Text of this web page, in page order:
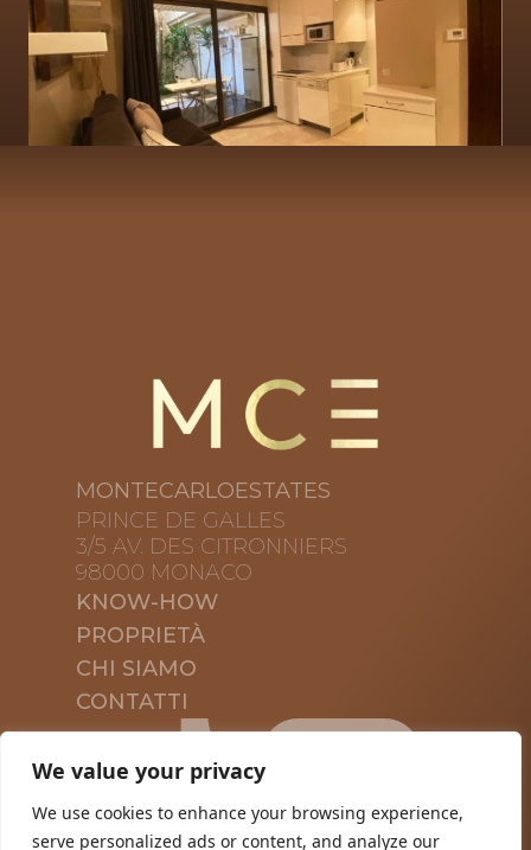
We value your privacy
We use cookies to enhance your browsing experience,
serve personalized ads or content, and analyze our
MONTECARLOESTATES
PRINCE DE GALLES
3/5 AV. DES CITRONNIERS
98000 MONACO
KNOW-HOW
PROPRIETÀ
CHI SIAMO
CONTATTI